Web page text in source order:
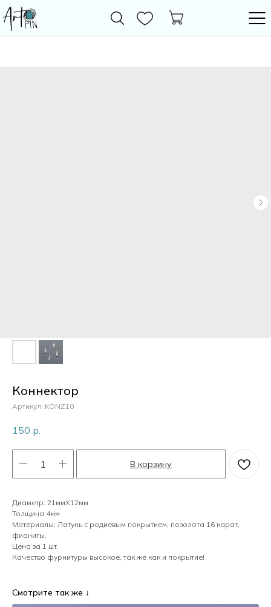
Жемчуг
Коннектор
Артикул: KONZ10
150 р.
В корзину
Диаметр: 21ммХ12мм
Толщина 4мм
Материалы: Латунь с родиевым покрытием, позолота 16 карат,
фианиты.
Цена за 1 шт.
Качество фурнитуры высокое, так же как и покрытие!
Смотрите так же ↓